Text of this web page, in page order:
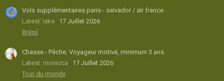
Vols supplémentaires paris - salvador / air france
Latest: ixke
17 Juillet 2026
Brésil
Chasse - Pêche, Voyageur motivé, minimum 3 ans.
Latest: monicca
17 Juillet 2026
Tour du monde